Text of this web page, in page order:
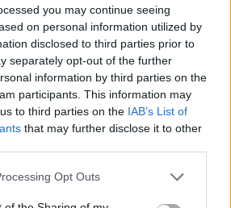
you may continue seeing
on personal information utilized by
disclosed to third parties prior to
separately opt-out of the further
information by third parties on the
participants. This information may
to third parties on the IAB’s List of
that may further disclose it to other
app uses one or more Google
Opt Outs